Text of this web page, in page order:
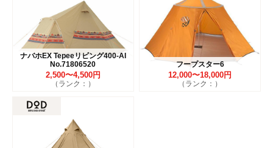
ナバホEX Tepeeリビング400-AI
No.71806520
2,500〜4,500円
（ランク：）
フープスター6
12,000〜18,000円
（ランク：）